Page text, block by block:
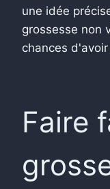
une idée
grossesse non
chances
Faire